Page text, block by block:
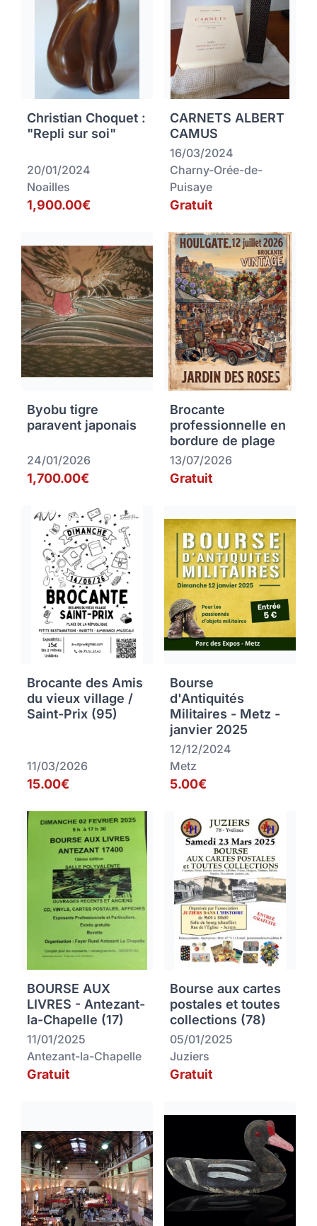
Christian Choquet :
"Repli sur soi"
20/01/2024
Noailles
1,900.00€
CARNETS ALBERT
CAMUS
16/03/2024
Charny-Orée-de-
Puisaye
Gratuit
Byobu tigre
paravent japonais
24/01/2026
1,700.00€
Brocante
professionnelle en
bordure de plage
13/07/2026
Gratuit
Brocante des Amis
du vieux village /
Saint-Prix (95)
11/03/2026
15.00€
Bourse
d'Antiquités
Militaires - Metz -
janvier 2025
12/12/2024
Metz
5.00€
BOURSE AUX
LIVRES - Antezant-
la-Chapelle (17)
11/01/2025
Antezant-la-Chapelle
Gratuit
Bourse aux cartes
postales et toutes
collections (78)
05/01/2025
Juziers
Gratuit